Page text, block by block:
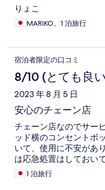
りょこ
MARIKO、1 泊旅行
宿泊者限定の口コミ
8/10 (とても良
2023 年 8 月 5 日
安心のチェーン店
チェーン店なのでサー
ッド横のコンセントボ
いて、使用に不安があ
は応急処置はしておい
1 泊旅行